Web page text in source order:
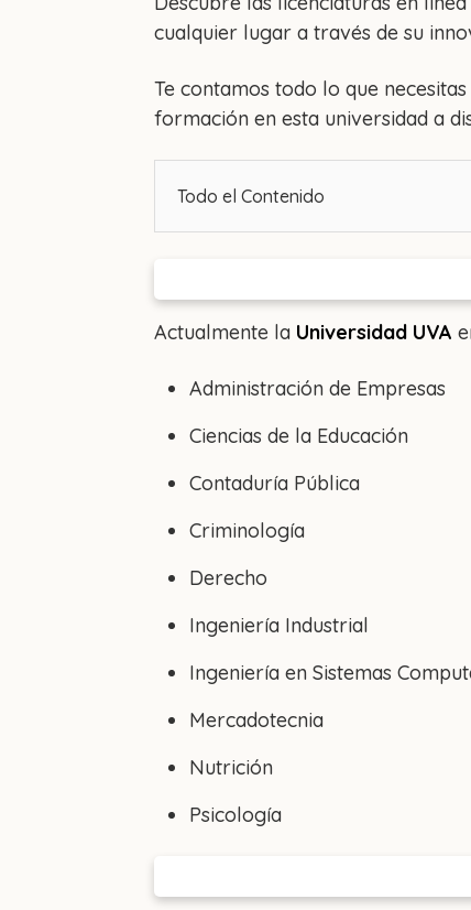
cualquier lugar a través de su
Te contamos todo lo que
formación en esta universidad a
Todo el Contenido
Actualmente la Universidad UVA
Administración de Empresas
Ciencias de la Educación
Contaduría Pública
Criminología
Derecho
Ingeniería Industrial
Ingeniería en Sistemas
Mercadotecnia
Nutrición
Psicología